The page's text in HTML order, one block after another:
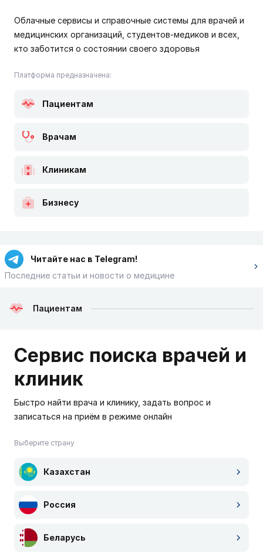
Облачные сервисы и справочные системы для врачей и
медицинских организаций, студентов-медиков и всех,
кто заботится о состоянии своего здоровья
Платформа предназначена:
Пациентам
Врачам
Клиникам
Бизнесу
Читайте нас в Telegram!
Последние статьи и новости о медицине
Пациентам
Сервис поиска врачей и
клиник
Быстро найти врача и клинику, задать вопрос и
записаться на приём в режиме онлайн
Выберите страну
Казахстан
Россия
Беларусь